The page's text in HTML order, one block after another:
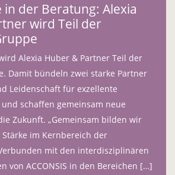
in der Beratung: Alexia
wird Teil der
Alexia Huber & Partner Teil der
Damit bündeln zwei starke Partner
Leidenschaft für exzellente
schaffen gemeinsam neue
Zukunft. „Gemeinsam bilden wir
im Kernbereich der
mit den interdisziplinären
von ACCONSIS in den Bereichen […]